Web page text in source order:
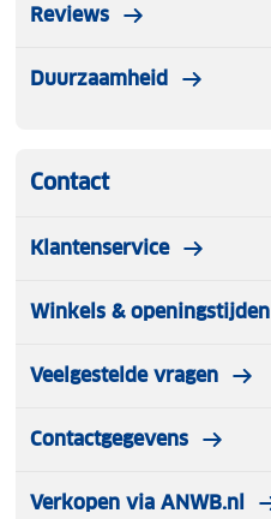
Reviews
Duurzaamheid
Contact
Klantenservice
Winkels & openingstijden
Veelgestelde vragen
Contactgegevens
Verkopen via ANWB.nl